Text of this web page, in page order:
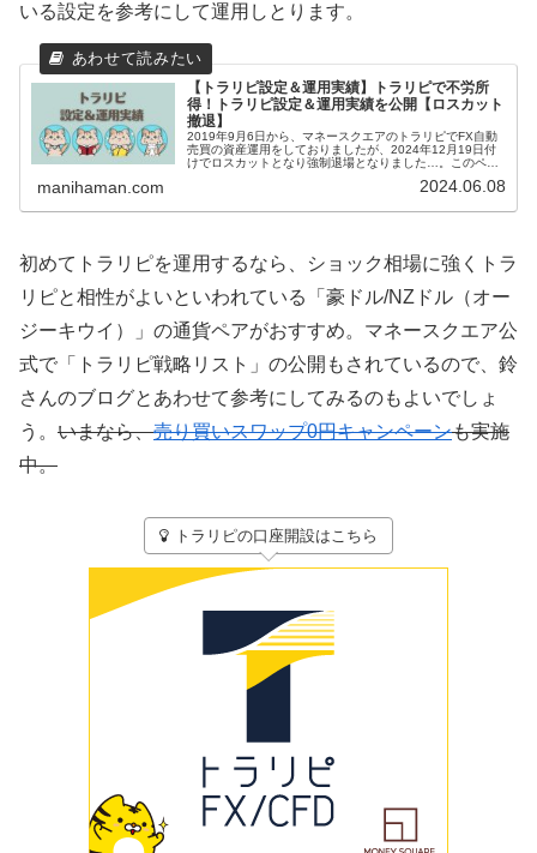
いる設定を参考にして運用しとります。
【トラリピ設定＆運用実績】トラリピで不労所
得！トラリピ設定＆運用実績を公開【ロスカット
撤退】
2019年9月6日から、マネースクエアのトラリピでFX自動
売買の資産運用をしておりましたが、2024年12月19日付
けでロスカットとなり強制退場となりました…。このペー
manihaman.com 2024.06.08
初めてトラリピを運用するなら、ショック相場に強くトラ
リピと相性がよいといわれている「豪ドル/NZドル（オー
ジーキウイ）」の通貨ペアがおすすめ。マネースクエア公
式で「トラリピ戦略リスト」の公開もされているので、鈴
さんのブログとあわせて参考にしてみるのもよいでしょ
う。 いまなら、売り買いスワップ0円キャンペーンも実施
中。
トラリピの口座開設はこちら